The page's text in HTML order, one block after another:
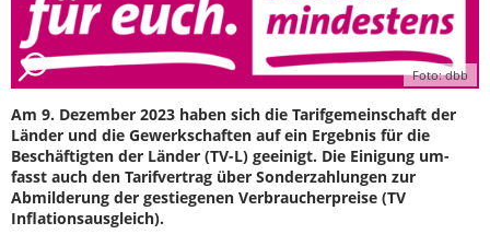
Foto: dbb
Am 9. Dezember 2023 haben sich die Tarifgemeinschaft der
Länder und die Gewerkschaften auf ein Ergebnis für die
Beschäftigten der Länder (TV-L) geeinigt. Die Einigung um-
fasst auch den Tarifvertrag über Sonderzahlungen zur
Abmilderung der gestiegenen Verbraucherpreise (TV
Inflationsausgleich).